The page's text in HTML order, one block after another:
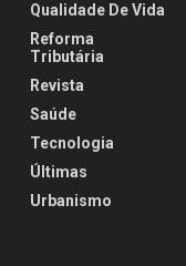
Qualidade De Vida
Reforma
Tributária
Revista
Saúde
Tecnologia
Últimas
Urbanismo